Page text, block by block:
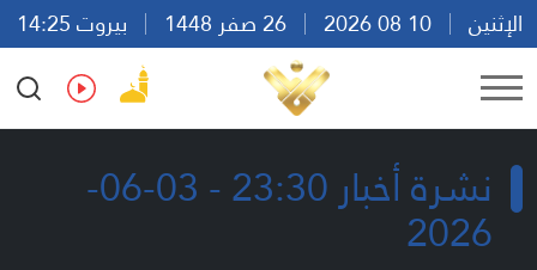
الإثنين
بيروت 14:25
Ar
En Fr Es
نشرة أخبار 23:30 - 03-06-
2026